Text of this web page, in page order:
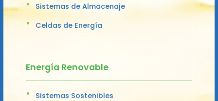
Sistemas de Almacenaje
Celdas de Energía
Energía Renovable
Sistemas Sostenibles